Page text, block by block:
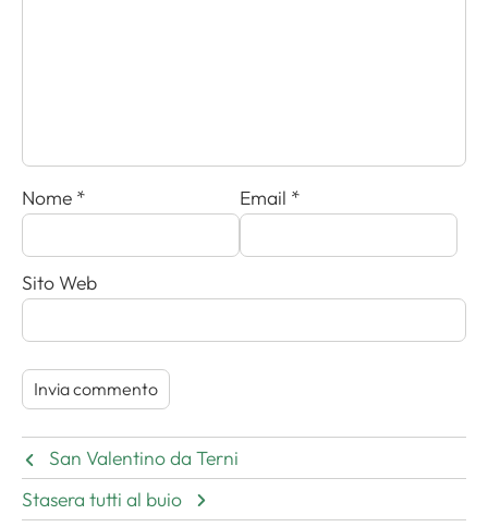
Nome * Email *
Sito Web
San Valentino da Terni
Stasera tutti al buio